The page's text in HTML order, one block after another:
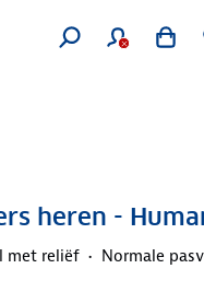
heren -
met reliëf Normale